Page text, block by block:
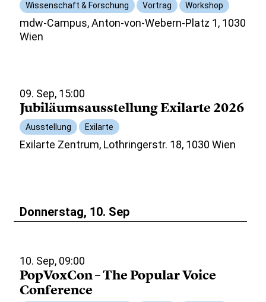
Wissenschaft & Forschung Vortrag Workshop
mdw-Campus, Anton-von-Webern-Platz 1, 1030
Wien
09. Sep, 15:00
Jubiläumsausstellung Exilarte 2026
Ausstellung Exilarte
Exilarte Zentrum, Lothringerstr. 18, 1030 Wien
Donnerstag, 10. Sep
10. Sep, 09:00
PopVoxCon – The Popular Voice
Conference